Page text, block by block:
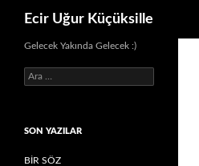
İçeriğe
Ecir Uğur Küçüksille
Gelecek Yakında Gelecek :)
Arama:
SON YAZILAR
BİR SÖZ